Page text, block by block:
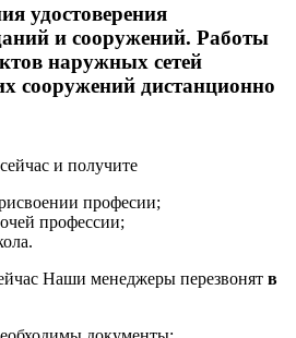
удостоверения
и сооружений. Работы
наружных сетей
сооружений дистанционно
и получите
професии;
профессии;
Наши менеджеры перезвонят в